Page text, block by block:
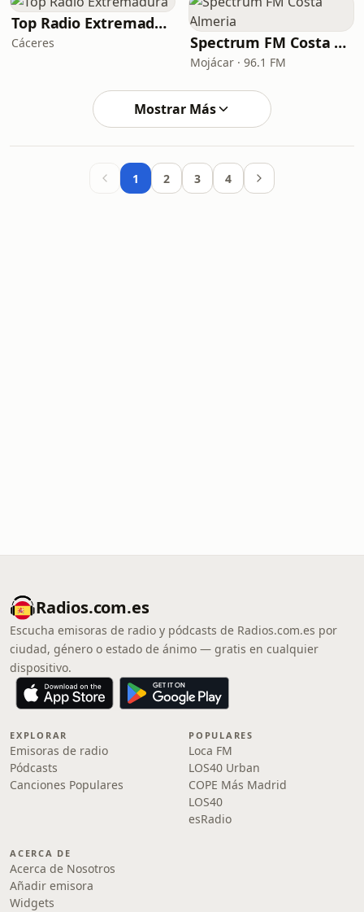
Top Radio Extremadura
Cáceres Spectrum FM Costa Almeria
Mojácar · 96.1 FM
Mostrar Más
1 2 3 4
Radios.com.es
Escucha emisoras de radio y pódcasts de Radios.com.es por
ciudad, género o estado de ánimo — gratis en cualquier
dispositivo.
EXPLORAR
Emisoras de radio
Pódcasts
Canciones Populares
POPULARES
Loca FM
LOS40 Urban
COPE Más Madrid
LOS40
esRadio
ACERCA DE
Acerca de Nosotros
Añadir emisora
Widgets